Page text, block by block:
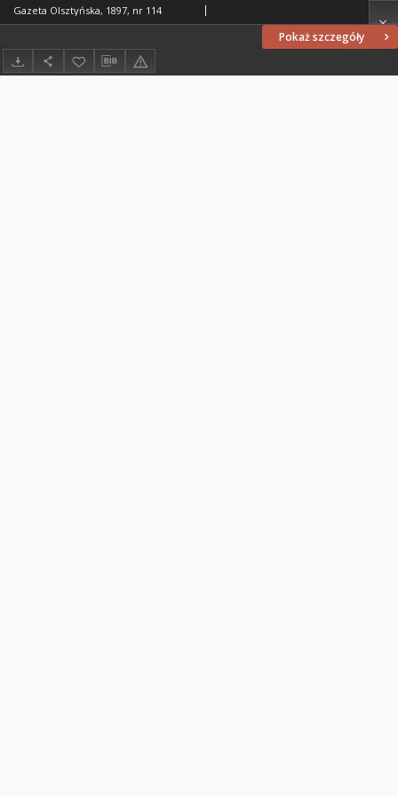
Pokaż szczegóły
Gazeta Olsztyńska, 1897, nr 114